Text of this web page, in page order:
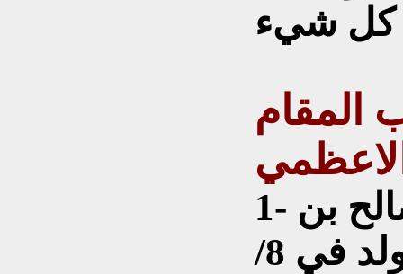
1- حسين بن اسماعيل بن صالح بن
رحيم العبيدي الأعظمي ، ولد في 8/